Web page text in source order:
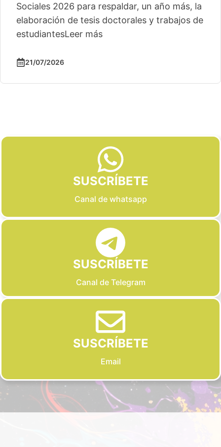
Sociales 2026 para respaldar, un año más, la
elaboración de tesis doctorales y trabajos de
estudiantesLeer más
21/07/2026
SUSCRÍBETE
Canal de whatsapp
SUSCRÍBETE
Canal de Telegram
SUSCRÍBETE
Email